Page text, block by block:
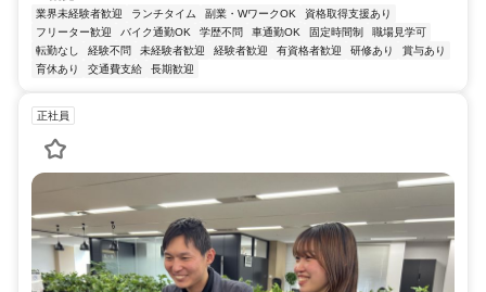
業界未経験者歓迎 ランチタイム 副業・WワークOK
資格取得支援あり
フリーター歓迎
バイク通勤OK 学歴不問 車通勤OK 固定時間制
職場見学可
転勤なし
経験不問 未経験者歓迎 経験者歓迎 有資格者歓迎 研修あり
賞与あり
育休あり
交通費支給 長期歓迎
正社員